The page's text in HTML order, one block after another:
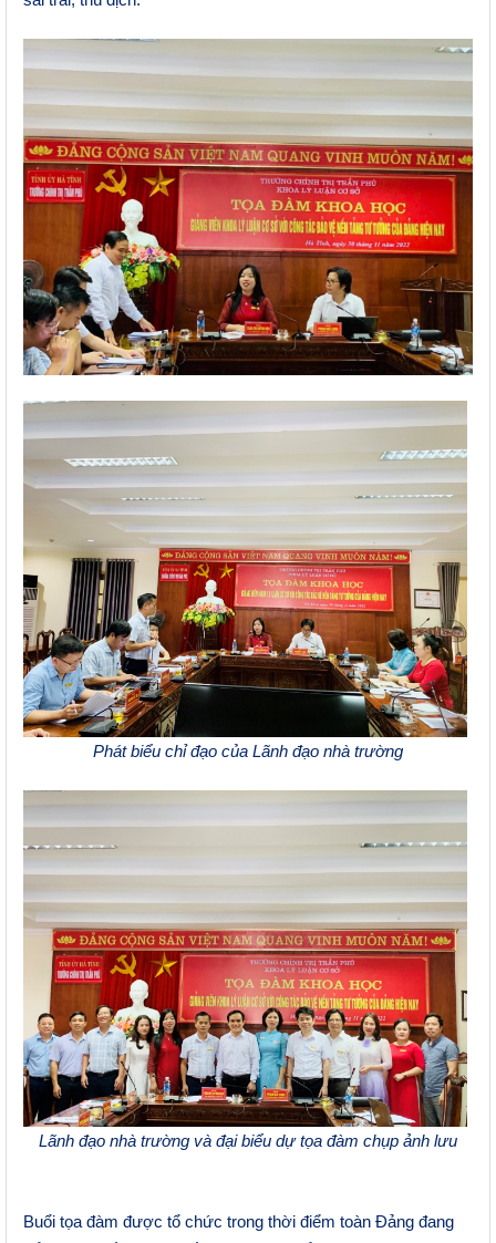
Phát biểu chỉ đạo của Lãnh đạo nhà trường
Lãnh đạo nhà trường và đại biểu dự tọa đàm chụp ảnh lưu
Buổi tọa đàm được tổ chức trong thời điểm toàn Đảng đang